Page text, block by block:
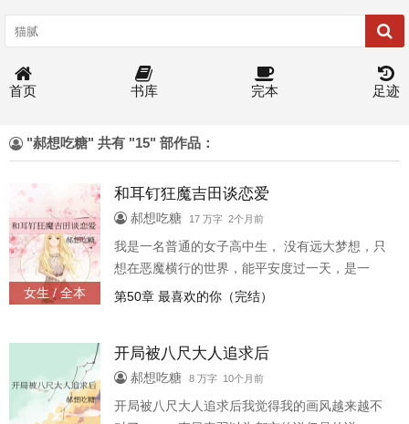
首页 书库 完本 足迹
"郝想吃糖" 共有 "15" 部作品：
女生 / 全本
和耳钉狂魔吉田谈恋爱
郝想吃糖 17 万字 2个月前
我是一名普通的女子高中生， 没有远大梦想，只
想在恶魔横行的世界，能平安度过一天，是一
天。 最近我还谈了恋爱， 恋爱对象是我小时候邻
如果顺利，我们应该可以交往很久。 只是有一天
我发现我的恋爱对象居然有着章鱼触手， 我害怕
了， 我该不会被他吃掉吧。 我装作若无其事想和
第50章 最喜欢的你（完结）
开局被八尺大人追求后
郝想吃糖 8 万字 10个月前
开局被八尺大人追求后我觉得我的画风越来越不